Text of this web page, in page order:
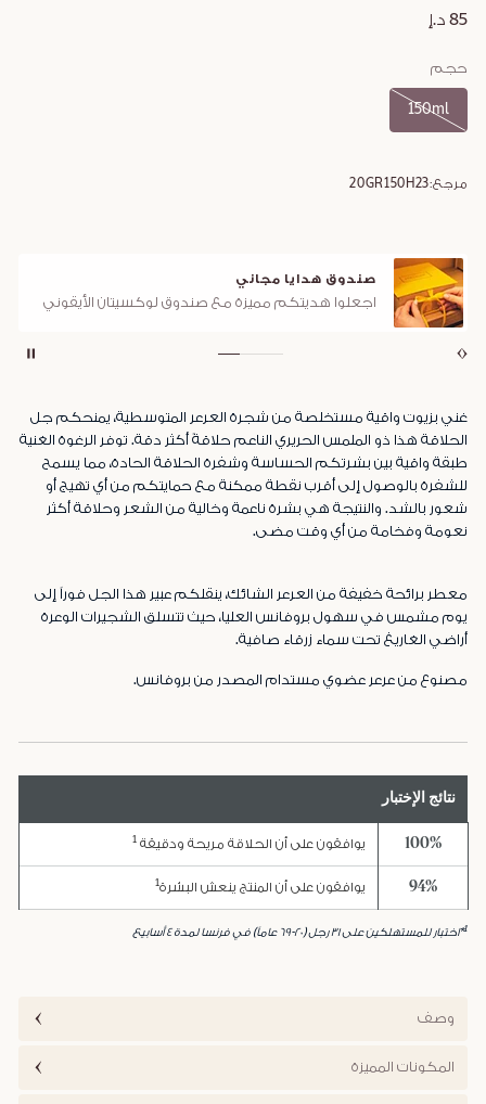
85 د.إ
حجم
150ml
مرجع:20GR150H23
صندوق هدايا مجاني
اجعلوا هديتكم مميزة مع صندوق لوكسيتان الأيقوني
غني بزيوت واقية مستخلصة من شجرة العرعر المتوسطية، يمنحكم جل
الحلاقة هذا ذو الملمس الحريري الناعم حلاقةً أكثر دقة. توفر الرغوة الغنية
طبقة واقية بين بشرتكم الحساسة وشفرة الحلاقة الحادة، مما يسمح
للشفرة بالوصول إلى أقرب نقطة ممكنة مع حمايتكم من أي تهيج أو
شعور بالشد. والنتيجة هي بشرة ناعمة وخالية من الشعر وحلاقة أكثر
نعومة وفخامة من أي وقت مضى.
معطر برائحة خفيفة من العرعر الشائك، ينقلكم عبير هذا الجل فوراً إلى
يوم مشمس في سهول بروفانس العليا، حيث تتسلق الشجيرات الوعرة
أراضي الغاريغ تحت سماء زرقاء صافية.
مصنوع من عرعر عضوي مستدام المصدر من بروفانس.
نتائج الإختبار
100% يوافقون على أن الحلاقة مريحة ودقيقة1
94% يوافقون على أن المنتج ينعش البشرة1
1*اختبار للمستهلكين على ٣١ رجل (٢٠-٦٩ عاماً) في فرنسا لمدة ٤ أسابيع
وصف
المكونات المميزة